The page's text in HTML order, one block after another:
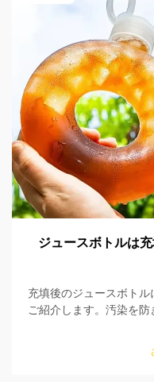
ジュースボトルは
充填後のジュースボト
ご紹介します。汚染を防
すぐ詳